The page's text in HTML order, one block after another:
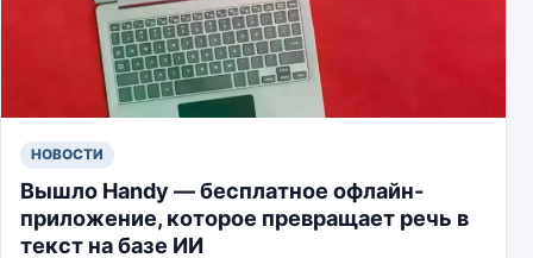
НОВОСТИ
Вышло Handy — бесплатное офлайн-
приложение, которое превращает речь в
текст на базе ИИ